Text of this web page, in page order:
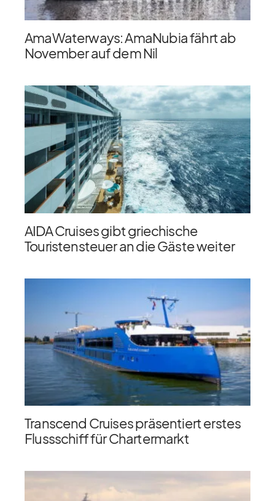
AmaWaterways: AmaNubia fährt ab
November auf dem Nil
AIDA Cruises gibt griechische
Touristensteuer an die Gäste weiter
Transcend Cruises präsentiert erstes
Flussschiff für Chartermarkt